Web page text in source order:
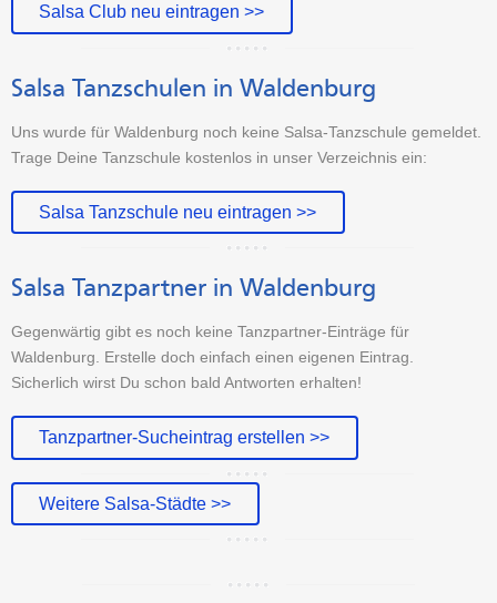
Salsa Club neu eintragen >>
Salsa Tanzschulen in Waldenburg
Uns wurde für Waldenburg noch keine Salsa-Tanzschule gemeldet.
Trage Deine Tanzschule kostenlos in unser Verzeichnis ein:
Salsa Tanzschule neu eintragen >>
Salsa Tanzpartner in Waldenburg
Gegenwärtig gibt es noch keine Tanzpartner-Einträge für
Waldenburg. Erstelle doch einfach einen eigenen Eintrag.
Sicherlich wirst Du schon bald Antworten erhalten!
Tanzpartner-Sucheintrag erstellen >>
Weitere Salsa-Städte >>